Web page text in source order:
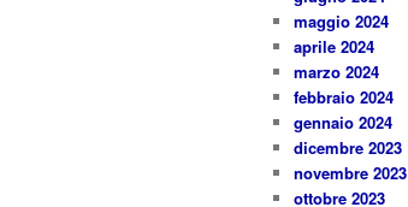
maggio 2024
aprile 2024
marzo 2024
febbraio 2024
gennaio 2024
dicembre 2023
novembre 2023
ottobre 2023